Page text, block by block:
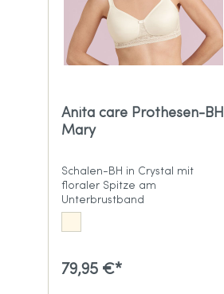
Anita care Prothesen-BH
Mary
Schalen-BH in Crystal mit
floraler Spitze am
Unterbrustband
79,95 €*